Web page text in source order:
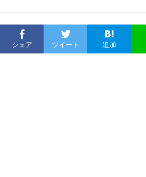
シェア ツイート 追加